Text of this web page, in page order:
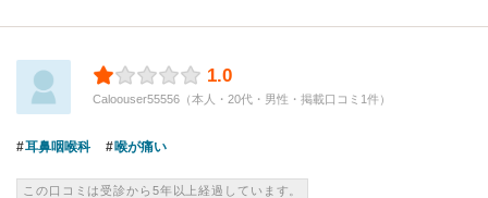
1.0
Caloouser55556（本人・20代・男性・掲載口コミ1件）
耳鼻咽喉科 喉が痛い
この口コミは受診から5年以上経過しています。